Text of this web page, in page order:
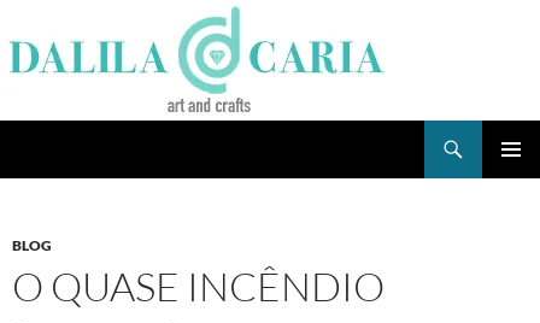
to
content
BLOG
O QUASE INCÊNDIO